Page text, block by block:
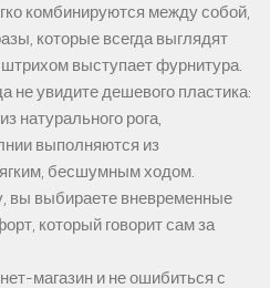
комбинируются между собой,
которые всегда выглядят
выступает фурнитура.
не увидите дешевого пластика:
натурального рога,
выполняются из
бесшумным ходом.
вы выбираете вневременные
который говорит сам за
магазин и не ошибиться с